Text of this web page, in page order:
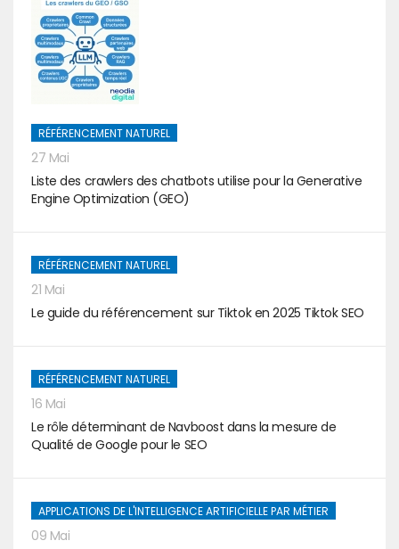
RÉFÉRENCEMENT NATUREL
27 Mai
Liste des crawlers des chatbots utilise pour la Generative
Engine Optimization (GEO)
RÉFÉRENCEMENT NATUREL
21 Mai
Le guide du référencement sur Tiktok en 2025 Tiktok SEO
RÉFÉRENCEMENT NATUREL
16 Mai
Le rôle déterminant de Navboost dans la mesure de
Qualité de Google pour le SEO
APPLICATIONS DE L'INTELLIGENCE ARTIFICIELLE PAR MÉTIER
09 Mai